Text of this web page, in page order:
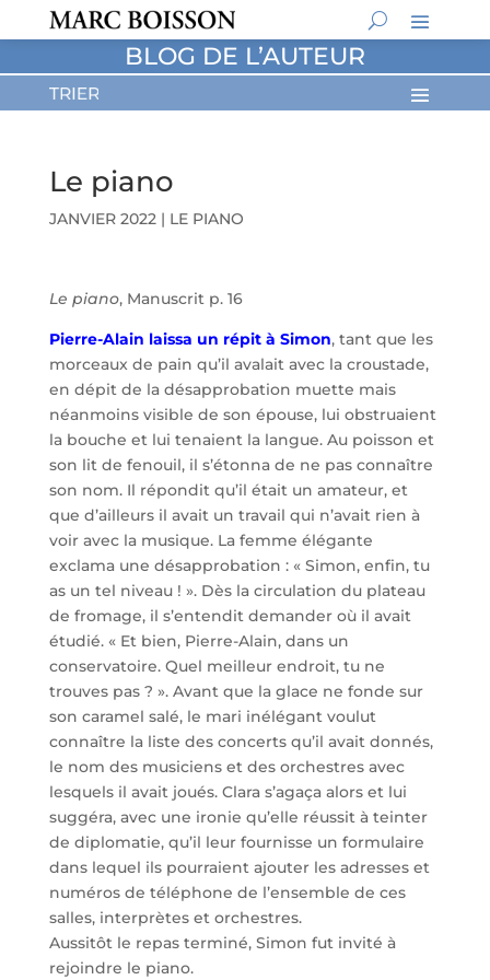
BLOG DE L’AUTEUR
Le piano
JANVIER 2022| LE PIANO
Le piano, Manuscrit p. 16
Pierre-Alain laissa un répit à Simon, tant que les
morceaux de pain qu’il avalait avec la croustade,
en dépit de la désapprobation muette mais
néanmoins visible de son épouse, lui obstruaient
la bouche et lui tenaient la langue. Au poisson et
son lit de fenouil, il s’étonna de ne pas connaître
son nom. Il répondit qu’il était un amateur, et
que d’ailleurs il avait un travail qui n’avait rien à
voir avec la musique. La femme élégante
exclama une désapprobation : « Simon, enfin, tu
as un tel niveau ! ». Dès la circulation du plateau
de fromage, il s’entendit demander où il avait
étudié. « Et bien, Pierre-Alain, dans un
conservatoire. Quel meilleur endroit, tu ne
trouves pas ? ». Avant que la glace ne fonde sur
son caramel salé, le mari inélégant voulut
connaître la liste des concerts qu’il avait donnés,
le nom des musiciens et des orchestres avec
lesquels il avait joués. Clara s’agaça alors et lui
suggéra, avec une ironie qu’elle réussit à teinter
de diplomatie, qu’il leur fournisse un formulaire
dans lequel ils pourraient ajouter les adresses et
numéros de téléphone de l’ensemble de ces
salles, interprètes et orchestres.
Aussitôt le repas terminé, Simon fut invité à
rejoindre le piano.